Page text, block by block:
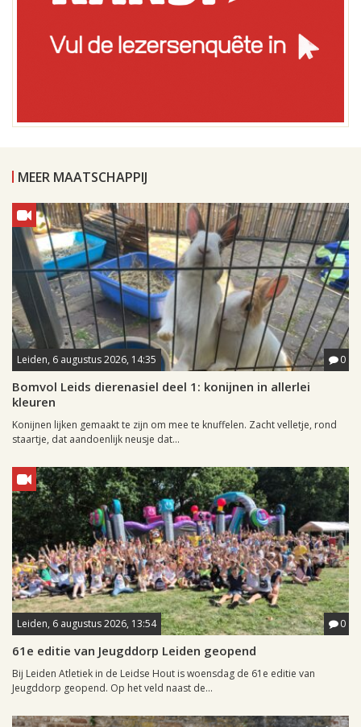
MEER MAATSCHAPPIJ
Leiden, 6 augustus 2026, 14:35 0
Bomvol Leids dierenasiel deel 1: konijnen in allerlei
kleuren
Konijnen lijken gemaakt te zijn om mee te knuffelen. Zacht velletje, rond
staartje, dat aandoenlijk neusje dat...
Leiden, 6 augustus 2026, 13:54 0
61e editie van Jeugddorp Leiden geopend
Bij Leiden Atletiek in de Leidse Hout is woensdag de 61e editie van
Jeugddorp geopend. Op het veld naast de...